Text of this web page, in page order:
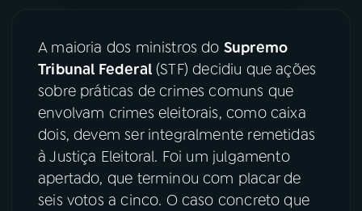
ACOMPANHE A RÁDIO NACIONAL
YouTube
Instagram X
A maioria dos ministros do Supremo
Tribunal Federal(STF) decidiu que ações
sobre práticas de crimes comuns que
envolvam crimes eleitorais, como caixa
dois, devem ser integralmente remetidas
à Justiça Eleitoral. Foi um julgamento
apertado, que terminou com placar de
seis votos a cinco. O caso concreto que